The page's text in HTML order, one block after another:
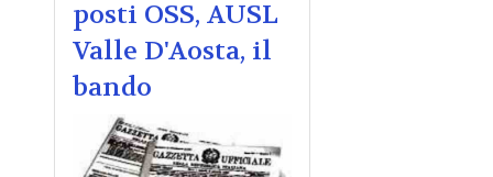
posti OSS, AUSL
Valle D'Aosta, il
bando